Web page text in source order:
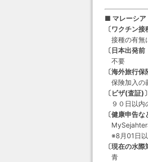
■ マレーシア
〔ワクチン接
接種の有無
〔日本出発
不要
〔海外旅行保
保険加入の
〔ビザ(査証)〕
９０日以内
〔健康申告
※8月01日以
〔現在の水
青